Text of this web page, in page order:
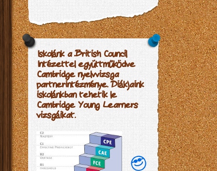
Iskolánk a British Council
Intézettel együttműködve
Cambridge nyelvvizsga
partnerintézménye. Diákjaink
iskolánkban tehetik le
Cambridge Young Learners
vizsgáikat.